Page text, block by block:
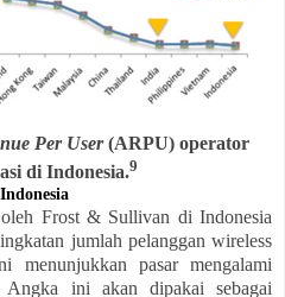
Per User(ARPU) operator
di Indonesia.9
Frost & Sullivan di Indonesia
jumlah pelanggan wireless
pasar mengalami
Angka ini akan dipakai sebagai